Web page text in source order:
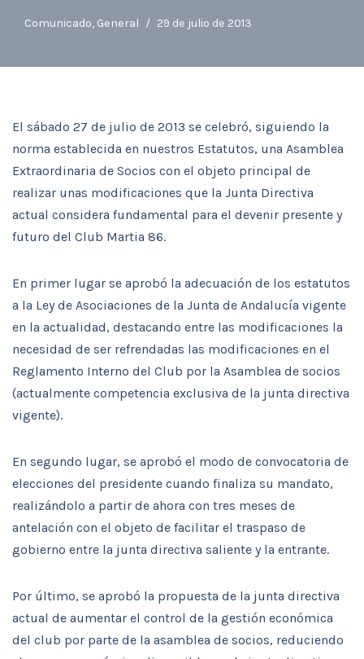
Comunicado, General 29 de julio de 2013
El sábado 27 de julio de 2013 se celebró, siguiendo la
norma establecida en nuestros Estatutos, una Asamblea
Extraordinaria de Socios con el objeto principal de
realizar unas modificaciones que la Junta Directiva
actual considera fundamental para el devenir presente y
futuro del Club Martia 86.
En primer lugar se aprobó la adecuación de los estatutos
a la Ley de Asociaciones de la Junta de Andalucía vigente
en la actualidad, destacando entre las modificaciones la
necesidad de ser refrendadas las modificaciones en el
Reglamento Interno del Club por la Asamblea de socios
(actualmente competencia exclusiva de la junta directiva
vigente).
En segundo lugar, se aprobó el modo de convocatoria de
elecciones del presidente cuando finaliza su mandato,
realizándolo a partir de ahora con tres meses de
antelación con el objeto de facilitar el traspaso de
gobierno entre la junta directiva saliente y la entrante.
Por último, se aprobó la propuesta de la junta directiva
actual de aumentar el control de la gestión económica
del club por parte de la asamblea de socios, reduciendo